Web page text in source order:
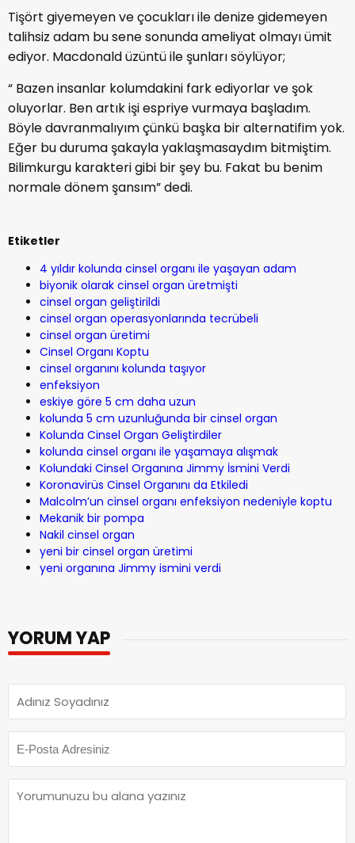
Tişört giyemeyen ve çocukları ile denize gidemeyen
talihsiz adam bu sene sonunda ameliyat olmayı ümit
“ Bazen insanlar kolumdakini fark ediyorlar ve şok
oluyorlar. Ben artık işi espriye vurmaya başladım.
Böyle davranmalıyım çünkü başka bir alternatifim yok.
Eğer bu duruma şakayla yaklaşmasaydım bitmiştim.
Bilimkurgu karakteri gibi bir şey bu. Fakat bu benim
4 yıldır kolunda cinsel organı ile yaşayan adam
biyonik olarak cinsel organ üretmişti
cinsel organ geliştirildi
cinsel organ operasyonlarında tecrübeli
cinsel organ üretimi
Cinsel Organı Koptu
cinsel organını kolunda taşıyor
enfeksiyon
eskiye göre 5 cm daha uzun
kolunda 5 cm uzunluğunda bir cinsel organ
Kolunda Cinsel Organ Geliştirdiler
kolunda cinsel organı ile yaşamaya alışmak
Kolundaki Cinsel Organına Jimmy İsmini Verdi
Koronavirüs Cinsel Organını da Etkiledi
Malcolm’un cinsel organı enfeksiyon nedeniyle koptu
Mekanik bir pompa
Nakil cinsel organ
yeni bir cinsel organ üretimi
YORUM YAP